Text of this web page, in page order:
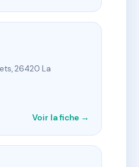
26420 La
Voir la fiche →